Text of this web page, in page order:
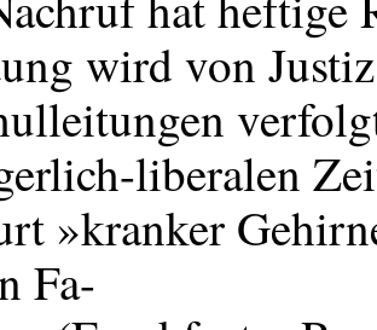
wird von
liberalen
»kranker
Fa-